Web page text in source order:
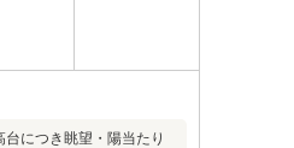
につき眺望・陽当たり